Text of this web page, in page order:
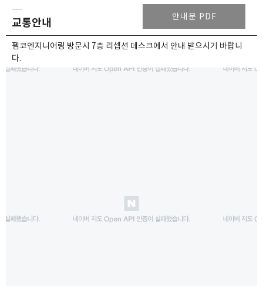
─
교통안내
안내문 PDF
펨코엔지니어링 방문시 7층 리셉션 데스크에서 안내 받으시기 바랍니
다.